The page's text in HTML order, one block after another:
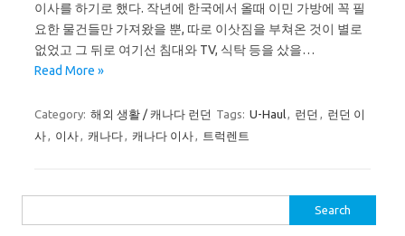
이사를 하기로 했다. 작년에 한국에서 올때 이민 가방에 꼭 필
요한 물건들만 가져왔을 뿐, 따로 이삿짐을 부쳐온 것이 별로
없었고 그 뒤로 여기선 침대와 TV, 식탁 등을 샀을…
Read More »
Category: 해외 생활 / 캐나다 런던 Tags: U-Haul, 런던 , 런던 이
사, 이사, 캐나다, 캐나다 이사, 트럭렌트
for: